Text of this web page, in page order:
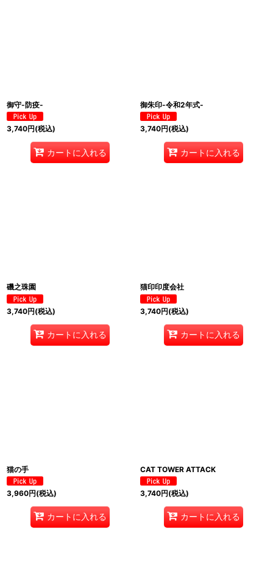
御守-防疫-
3,740円(税込)
カートに入れる
御朱印-令和2年式-
3,740円(税込)
カートに入れる
磯之珠園
3,740円(税込)
カートに入れる
猫印印度会社
3,740円(税込)
カートに入れる
猫の手
3,960円(税込)
カートに入れる
CAT TOWER ATTACK
3,740円(税込)
カートに入れる